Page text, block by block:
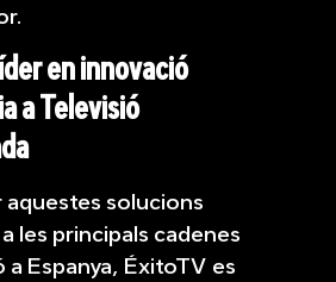
en innovació
a Televisió
aquestes solucions
les principals cadenes
a Espanya, ÉxitoTV es